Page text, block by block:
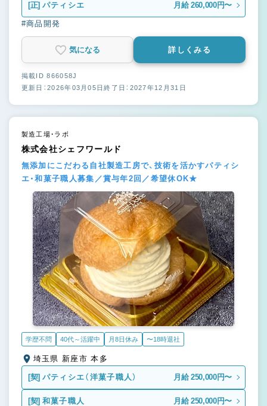
[正] パティシエ 月給 260,000円〜
#商品開発
気になる 詳しくみる
掲載ID 866058J
更新日：2026年03月05日終了日：2027年12月31日
製造工場・ラボ
株式会社シェフワールド
無添加にこだわる自社製造工房で、技術を活かすパティシ
エ・和菓子職人募集／賞与年2回／希望休OK★
学歴不問 40代～活躍中 月8日休み 〜18時退社
埼玉県 新座市 本多
[契] パティシエ（洋菓子職人） 月給 250,000円〜
[契] 和菓子職人 月給 250,000円〜